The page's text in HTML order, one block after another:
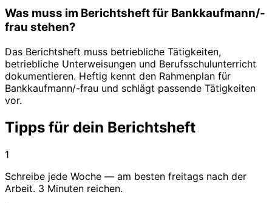
Was muss im Berichtsheft für Bankkaufmann/-
frau stehen?
Das Berichtsheft muss betriebliche Tätigkeiten,
betriebliche Unterweisungen und Berufsschulunterricht
dokumentieren. Heftig kennt den Rahmenplan für
Bankkaufmann/-frau und schlägt passende Tätigkeiten
vor.
Tipps für dein Berichtsheft
1
Schreibe jede Woche — am besten freitags nach der
Arbeit. 3 Minuten reichen.